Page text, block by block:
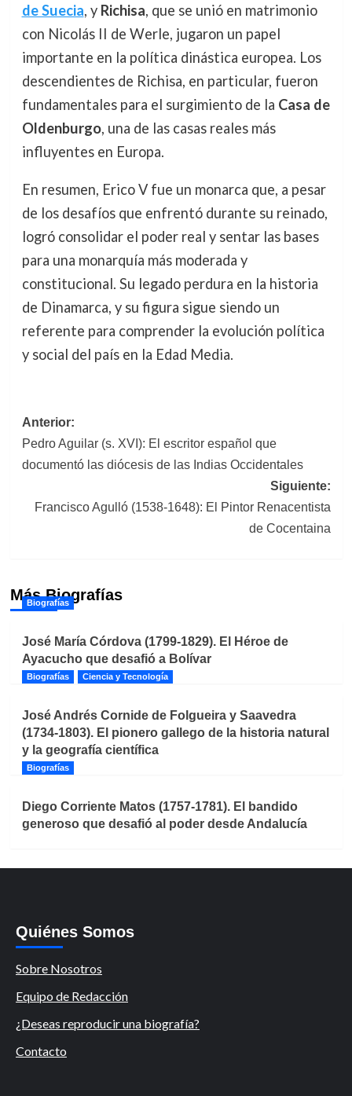
de Suecia, y Richisa, que se unió en matrimonio
con Nicolás II de Werle, jugaron un papel
importante en la política dinástica europea. Los
descendientes de Richisa, en particular, fueron
fundamentales para el surgimiento de la Casa de
Oldenburgo, una de las casas reales más
influyentes en Europa.
En resumen, Erico V fue un monarca que, a pesar
de los desafíos que enfrentó durante su reinado,
logró consolidar el poder real y sentar las bases
para una monarquía más moderada y
constitucional. Su legado perdura en la historia
de Dinamarca, y su figura sigue siendo un
referente para comprender la evolución política
y social del país en la Edad Media.
Navegación
de
Anterior:
Pedro Aguilar (s. XVI): El escritor español que
documentó las diócesis de las Indias Occidentales
Siguiente:
Francisco Agulló (1538-1648): El Pintor Renacentista
de Cocentaina
Más Biografías
Biografías
José María Córdova (1799-1829). El Héroe de
Ayacucho que desafió a Bolívar
Biografías Ciencia y Tecnología
José Andrés Cornide de Folgueira y Saavedra
(1734-1803). El pionero gallego de la historia natural
y la geografía científica
Biografías
Diego Corriente Matos (1757-1781). El bandido
generoso que desafió al poder desde Andalucía
Quiénes Somos
Sobre Nosotros
Equipo de Redacción
¿Deseas reproducir una biografía?
Contacto